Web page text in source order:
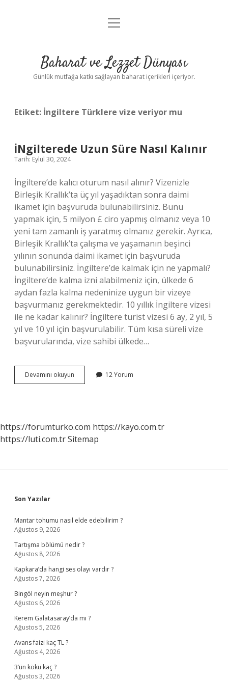
Anasayfa
Yasal Uyarı
menüyü
Baharat ve Lezzet Dünyası
Günlük mutfağa katkı sağlayan baharat içerikleri içeriyor.
Etiket: İngiltere Türklere vize veriyor mu
İNgilterede Uzun Süre Nasıl Kalınır
Tarih: Eylül 30, 2024
İngiltere’de kalıcı oturum nasıl alınır? Vizenizle
Birleşik Krallık’ta üç yıl yaşadıktan sonra daimi
ikamet için başvuruda bulunabilirsiniz. Bunu
yapmak için, 5 milyon £ ciro yapmış olmanız veya 10
yeni tam zamanlı iş yaratmış olmanız gerekir. Ayrıca,
Birleşik Krallık’ta çalışma ve yaşamanın beşinci
yılının sonunda daimi ikamet için başvuruda
bulunabilirsiniz. İngiltere’de kalmak için ne yapmalı?
İngiltere’de kalma izni alabilmeniz için, ülkede 6
aydan fazla kalma nedeninize uygun bir vizeye
başvurmanız gerekmektedir. 10 yıllık İngiltere vizesi
ile ne kadar kalınır? İngiltere turist vizesi 6 ay, 2 yıl, 5
yıl ve 10 yıl için başvurulabilir. Tüm kısa süreli vize
başvurularında, vize sahibi ülkede…
Devamını okuyun İNgilterede
Uzun
12 Yorum
https://forumturko.com https://kayo.com.tr
https://luti.com.trSitemap
Sidebar
Son Yazılar
Mantar tohumu nasıl elde edebilirim ?
Ağustos 9, 2026
Tartışma bölümü nedir ?
Ağustos 8, 2026
Kapkara’da hangi ses olayı vardır ?
Ağustos 7, 2026
Bingöl neyin meşhur ?
Ağustos 6, 2026
Kerem Galatasaray’da mı ?
Ağustos 5, 2026
Avans faizi kaç TL ?
Ağustos 4, 2026
3’ün kökü kaç ?
Ağustos 3, 2026